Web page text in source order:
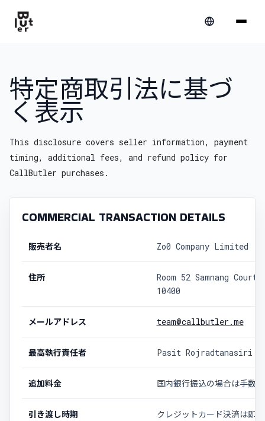
特定商取引法に基づ
く表示
This disclosure covers seller information, payment
timing, additional fees, and refund policy for
CallButler purchases.
COMMERCIAL TRANSACTION DETAILS
販売者名 Zo0 Company Limited
住所
Room 52 Samnang
10400
メールアドレス team@callbutler.me
最高執行責任者 Pasit Rojradtanasiri
追加料金 国内銀行振込の場合は手数
引き渡し時期
クレジットカード決済は即